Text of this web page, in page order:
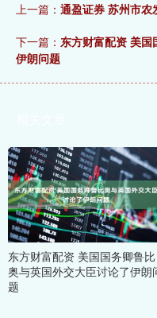
上一篇： 通盈证券 苏州市农
下一篇： 东方财富配资 美国
伊朗问题
东方财富配资 美国国务卿鲁比
奥与英国外交大臣讨论了伊朗
题